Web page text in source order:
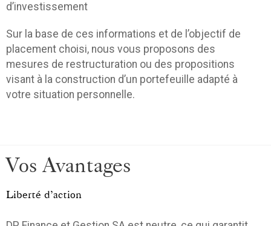
d’investissement
Sur la base de ces informations et de l’objectif de
placement choisi, nous vous proposons des
mesures de restructuration ou des propositions
visant à la construction d’un portefeuille adapté à
votre situation personnelle.
Vos Avantages
Liberté d’action